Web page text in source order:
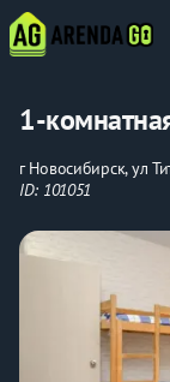
1-
г Новосибирск, ул
ID: 101051